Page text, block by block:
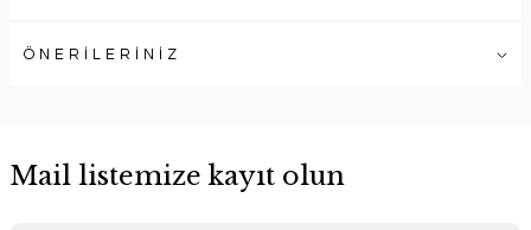
ÖNERİLERİNİZ
Mail listemize kayıt olun